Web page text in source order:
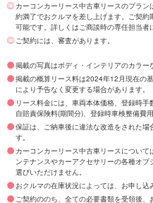
カーコンカーリース中古車リースのプラ
約満了でおクルマを差し上げます。ご契
可能です。詳しくはご商談時の専任担当者
ご契約には、審査があります。
掲載の写真はボディ・インテリアのカラー
掲載の概算リース料は2024年12月現在の
により予告なく変更する場合があります。
リース料金には、車両本体価格、登録時手
自賠責保険料(期間分)、登録時車検整備費用
保証は、ご納車後に違法な改造をされた
す。
カーコンカーリース中古車リースについ
ンテナンスやカーアクセサリーの各種オ
選びいただけません。
おクルマの在庫状況によっては、お申し込
ご契約ののち、全ての必要書類を受領後